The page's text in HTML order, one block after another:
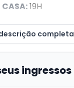
CASA:19H
21H
completa
ingressos